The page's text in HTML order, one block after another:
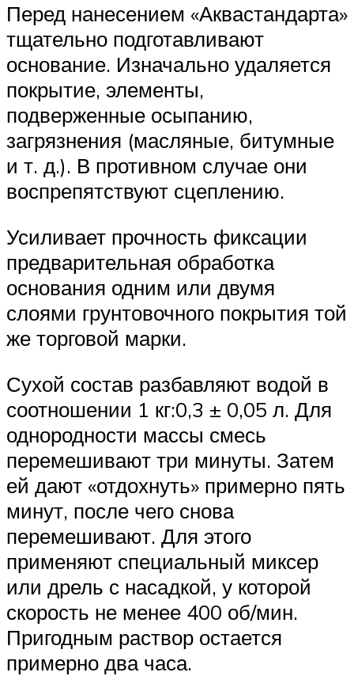
Перед нанесением «Аквастандарта»
тщательно подготавливают
основание. Изначально удаляется
покрытие, элементы,
подверженные осыпанию,
загрязнения (масляные, битумные
и т. д.). В противном случае они
воспрепятствуют сцеплению.
Усиливает прочность фиксации
предварительная обработка
основания одним или двумя
слоями грунтовочного покрытия той
же торговой марки.
Сухой состав разбавляют водой в
соотношении 1 кг:0,3 ± 0,05 л. Для
однородности массы смесь
перемешивают три минуты. Затем
ей дают «отдохнуть» примерно пять
минут, после чего снова
перемешивают. Для этого
применяют специальный миксер
или дрель с насадкой, у которой
скорость не менее 400 об/мин.
Пригодным раствор остается
примерно два часа.